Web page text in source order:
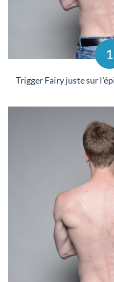
1
Trigger Fairy juste sur